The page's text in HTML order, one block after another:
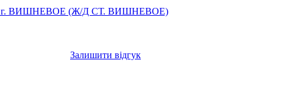
г. ВИШНЕВОЕ (Ж/Д СТ. ВИШНЕВОЕ)
Залишити відгук